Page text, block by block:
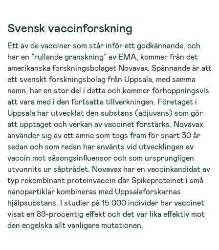
Svensk vaccinforskning
Ett av de vacciner som står inför ett godkännande, och
har en ”rullande granskning” av EMA, kommer från det
amerikanska forskningsbolaget Novavax. Spännande är att
ett svenskt forskningsbolag från Uppsala, med samma
namn, har en stor del i detta och kommer förhoppningsvis
att vara med i den fortsatta tillverkningen. Företaget i
Uppsala har utvecklat den substans (adjuvans) som gör
att upptaget och verkan av vaccinet förstärks. Novavax
använder sig av ett ämne som togs fram för snart 30 år
sedan och som redan har använts vid utvecklingen av
vaccin mot säsongsinfluensor och som ursprungligen
utvunnits ur såpträdet. Novavax har en vaccinkandidat av
typ rekombinant proteinvaccin där Spikeproteinet i små
nanopartiklar kombineras med Uppsalaforskarnas
hjälpsubstans. I studier på 15 000 individer har vaccinet
visat en 89-procentig effekt och det var lika effektiv mot
den engelska allt vanligare mutationen.